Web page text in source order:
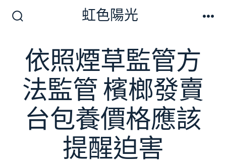
換
關
虹色陽光
依照煙草監管方
法監管 檳榔發賣
台包養價格應該
提醒迫害